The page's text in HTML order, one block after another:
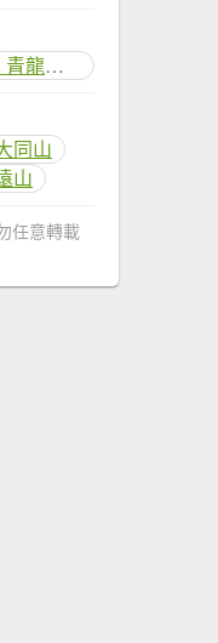
樹林大棟山、青龍嶺、大同山步道
同山
山
任意轉載